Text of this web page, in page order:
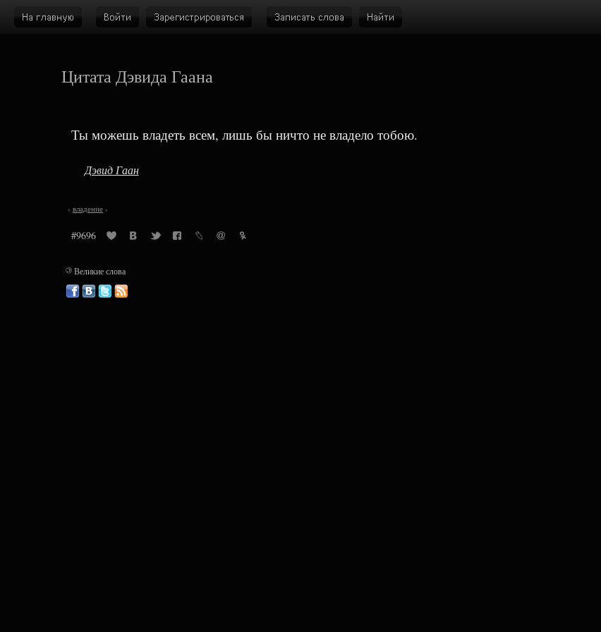
Цитата Дэвида Гаана
Ты можешь владеть всем, лишь бы ничто не владело тобою.
Дэвид Гаан
‹ владение ›
#9696
©Великие слова